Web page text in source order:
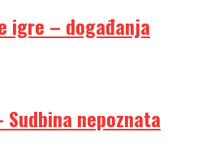
igre – događanja
nepoznata